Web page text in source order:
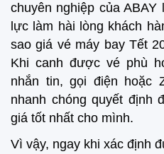
chuyên nghiệp của
lực làm hài lòng khách
sao giá vé máy bay Tết
Khi canh được vé phù
nhắn tin, gọi điện hoặc
nhanh chóng quyết định
giá tốt nhất cho mình.
Vì vậy, ngay khi xác định